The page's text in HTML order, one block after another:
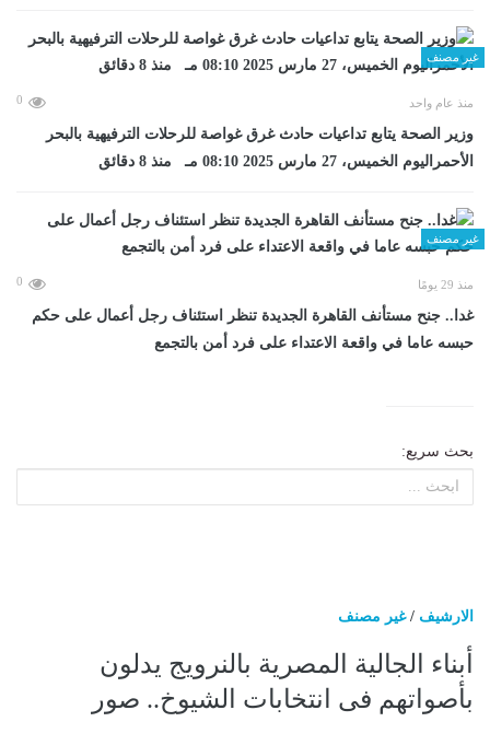
غير مصنف
منذ عام واحد 0
وزير الصحة يتابع تداعيات حادث غرق غواصة للرحلات الترفيهية بالبحر
الأحمراليوم الخميس، 27 مارس 2025 08:10 مـ منذ 8 دقائق
غير مصنف
منذ 29 يومًا 0
غدا.. جنح مستأنف القاهرة الجديدة تنظر استئناف رجل أعمال على حكم
حبسه عاما في واقعة الاعتداء على فرد أمن بالتجمع
بحث سريع:
الارشيف /غير مصنف
أبناء الجالية المصرية بالنرويج يدلون
بأصواتهم فى انتخابات الشيوخ.. صور